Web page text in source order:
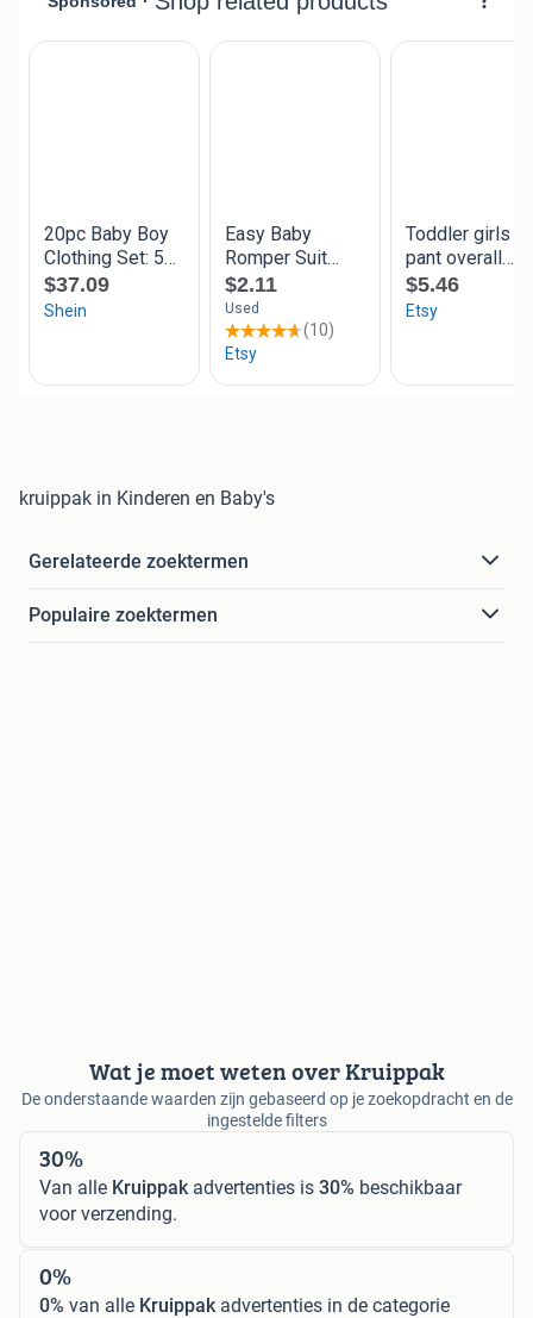
kruippak in Kinderen en Baby's
Gerelateerde zoektermen
Populaire zoektermen
Wat je moet weten over Kruippak
De onderstaande waarden zijn gebaseerd op je zoekopdracht en de
ingestelde filters
30%
Van alle Kruippak advertenties is 30% beschikbaar
voor verzending.
0%
0% van alle Kruippak advertenties in de categorie